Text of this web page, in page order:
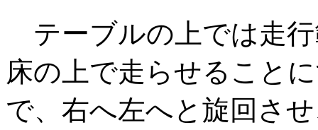
テーブルの上では走
床の上で走らせること
で、右へ左へと旋回さ